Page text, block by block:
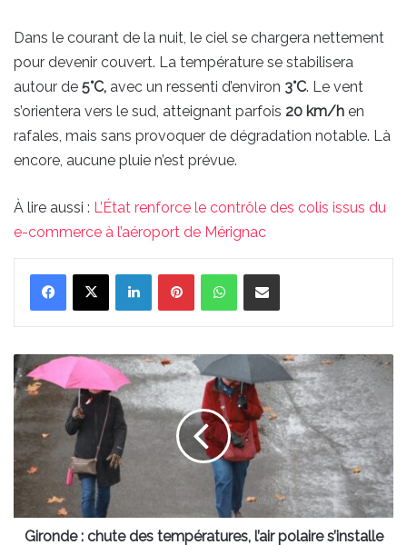
Dans le courant de la nuit, le ciel se chargera nettement
pour devenir couvert. La température se stabilisera
autour de 5°C, avec un ressenti d’environ 3°C. Le vent
s’orientera vers le sud, atteignant parfois 20 km/h en
rafales, mais sans provoquer de dégradation notable. Là
encore, aucune pluie n’est prévue.
À lire aussi : L’État renforce le contrôle des colis issus du
e-commerce à l’aéroport de Mérignac
LinkedinPinterestWhatsAppPartager par email
Gironde
:
chute
des
températures,
l’air
polaire
s’installe
!
Gironde : chute des températures, l’air polaire s’installe